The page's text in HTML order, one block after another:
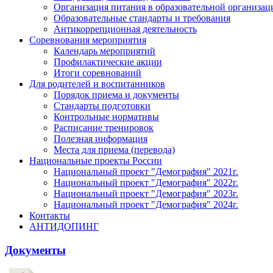
Организация питания в образовательной
Образовательные стандарты и требования
Антикоррепционная деятельность
Соревнования мероприятия
Календарь мероприятий
Профилактические акции
Итоги соревнований
Для родителей и воспитанников
Порядок приема и документы
Стандарты подготовки
Контрольные нормативы
Расписание тренировок
Полезная информация
Места для приема (перевода)
Национальные проекты России
Национальный проект "Демография" 2021г.
Национальный проект "Демография" 2022г.
Национальный проект "Демография" 2023г.
Национальный проект "Демография" 2024г.
Контакты
АНТИДОПИНГ
Документы